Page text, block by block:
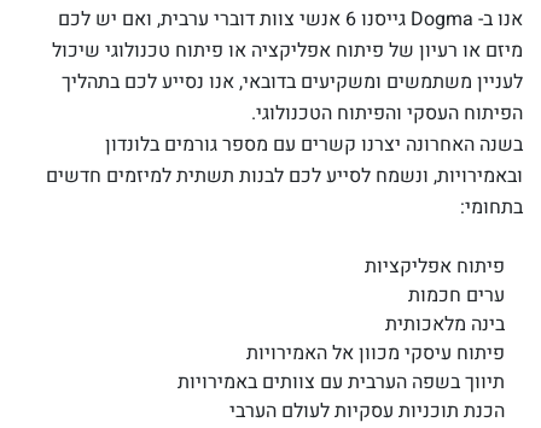
אנו ב- Dogma גייסנו 6 אנשי צוות דוברי ערבית, ואם יש לכם
מיזם או רעיון של פיתוח אפליקציה או פיתוח טכנולוגי שיכול
לעניין משתמשים ומשקיעים בדובאי, אנו נסייע לכם בתהליך
הפיתוח העסקי והפיתוח הטכנולוגי.
בשנה האחרונה יצרנו קשרים עם מספר גורמים בלונדון
ובאמירויות, ונשמח לסייע לכם לבנות תשתית למיזמים חדשים
בתחומי:
פיתוח אפליקציות
ערים חכמות
בינה מלאכותית
פיתוח עיסקי מכוון אל האמירויות
תיווך בשפה הערבית עם צוותים באמירויות
הכנת תוכניות עסקיות לעולם הערבי